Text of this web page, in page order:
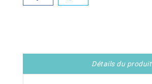
Détails du produit